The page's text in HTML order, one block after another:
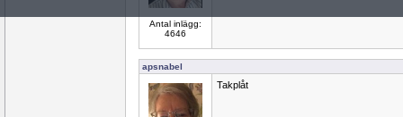
Antal inlägg:
4646
apsnabel
Takplåt